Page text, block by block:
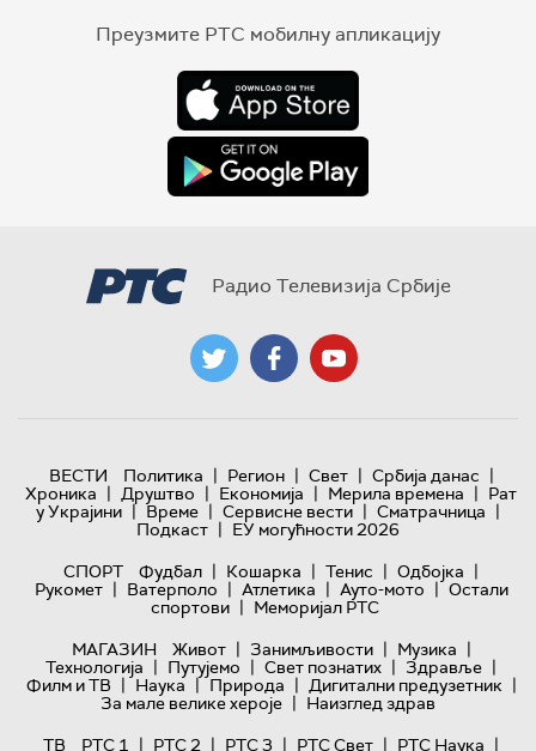
Преузмите РТС мобилну апликацију
Радио Телевизија Србије
ВЕСТИ Политика | Регион | Свет | Србија данас |
Хроника | Друштво | Економија | Мерила времена | Рат
у Украјини | Време | Сервисне вести | Сматрачница |
Подкаст | ЕУ могућности 2026
СПОРТ
Фудбал | Кошарка | Тенис | Одбојка |
Рукомет | Ватерполо | Атлетика | Ауто-мото | Остали
спортови | Меморијал РТС
МАГАЗИН
Живот | Занимљивости | Музика |
Технологијa | Путујемо | Свет познатих | Здравље |
Филм и ТВ | Наука | Природа | Дигитални предузетник |
За мале велике хероје | Наизглед здрав
ТВ
РТС 1 | РТС 2 | РТС 3 | РТС Свет | РТС Наука |